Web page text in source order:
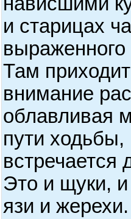
и старицах
Там
внимание
облавливая
пути
встречается
Это и щуки, и
язи и